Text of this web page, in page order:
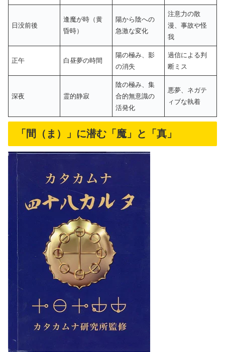
日没前後
逢魔が時（黄
昏時）
陽から陰への
急激な変化
注意力の散
漫、事故や怪
我
正午 白昼夢の時間
陽の極み、影
の消失
過信による判
断ミス
深夜 霊的静寂
陰の極み、集
合的無意識の
活発化
悪夢、ネガテ
ィブな執着
「間（ま）」に潜む「魔」と「真」